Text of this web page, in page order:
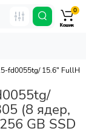
0
Кошик
Кошик
Кошик
fd0055tg/ 15.6"
(8 ядер,
GB SSD